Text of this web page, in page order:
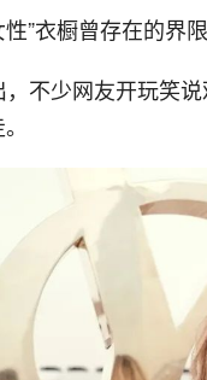
性”衣橱曾存在的
不少网友开玩笑